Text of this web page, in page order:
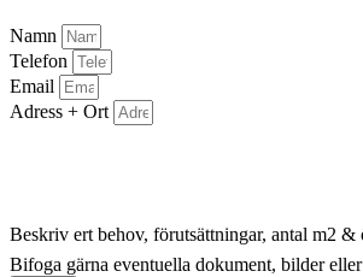
Namn
Telefon
Email
Adress + Ort
Beskriv ert behov, förutsättningar, antal m2 &
Bifoga gärna eventuella dokument, bilder